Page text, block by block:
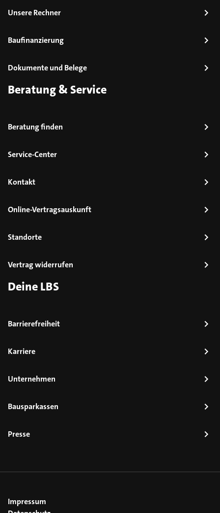
Unsere Rechner
Baufinanzierung
Dokumente und Belege
Beratung & Service
Beratung finden
Service-Center
Kontakt
Online-Vertragsauskunft
Standorte
Vertrag widerrufen
Deine LBS
Barrierefreiheit
Karriere
Unternehmen
Bausparkassen
Presse
Impressum